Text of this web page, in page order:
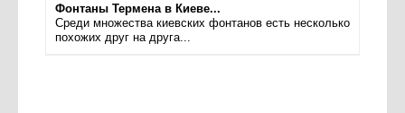
Фонтаны Термена в Киеве...
Среди множества киевских фонтанов есть несколько
похожих друг на друга...